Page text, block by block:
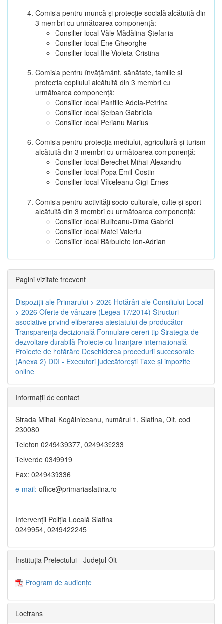
Comisia pentru muncă şi protecţie socială alcătuită din
3 membri cu următoarea componenţă:
Consilier local Văle Mădălina-Ștefania
Consilier local Ene Gheorghe
Consilier local Ilie Violeta-Cristina
Comisia pentru învăţământ, sănătate, familie şi
protecţia copilului alcătuită din 3 membri cu
următoarea componenţă:
Consilier local Pantilie Adela-Petrina
Consilier local Șerban Gabriela
Consilier local Perianu Marius
Comisia pentru protecţia mediului, agricultură şi turism
alcătuită din 3 membri cu următoarea componenţă:
Consilier local Berechet Mihai-Alexandru
Consilier local Popa Emil-Costin
Consilier local Vîlceleanu Gigi-Ernes
Comisia pentru activităţi socio-culturale, culte şi sport
alcătuită din 3 membri cu următoarea componenţă:
Consilier local Buliteanu-Dima Gabriel
Consilier local Matei Valeriu
Consilier local Bărbulete Ion-Adrian
Pagini vizitate frecvent
Dispoziţii ale Primarului > 2026 Hotărâri ale Consiliului Local
> 2026 Oferte de vânzare (Legea 17/2014) Structuri
asociative privind eliberarea atestatului de producător
Transparenţa decizională Formulare cereri tip Strategia de
dezvoltare durabilă Proiecte cu finanţare internaţională
Proiecte de hotărâre Deschiderea procedurii succesorale
(Anexa 2) DDI - Executori judecătorești Taxe şi impozite
online
Informaţii de contact
Strada Mihail Kogălniceanu, numărul 1, Slatina, Olt, cod
230080
Telefon 0249439377, 0249439233
Telverde 0349919
Fax: 0249439336
e-mail: office@primariaslatina.ro
Intervenții Poliția Locală Slatina
0249954, 0249422245
Instituția Prefectului - Județul Olt
Program de audiențe
Loctrans